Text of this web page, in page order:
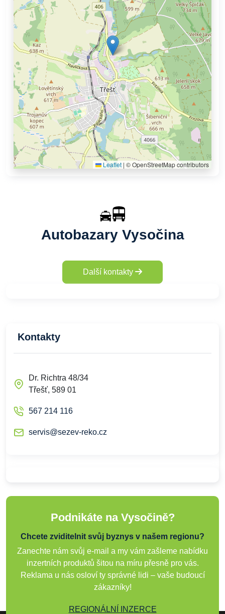
Leaflet | © OpenStreetMap contributors
Autobazary Vysočina
Další kontakty
Kontakty
Dr. Richtra 48/34
Třešť, 589 01
567 214 116
servis@sezev-reko.cz
Podnikáte na Vysočině?
Chcete zviditelnit svůj byznys v našem regionu?
Zanechte nám svůj e-mail a my vám zašleme nabídku
inzertních produktů šitou na míru přesně pro vás.
Reklama u nás osloví ty správné lidi – vaše budoucí
zákazníky!
REGIONÁLNÍ INZERCE